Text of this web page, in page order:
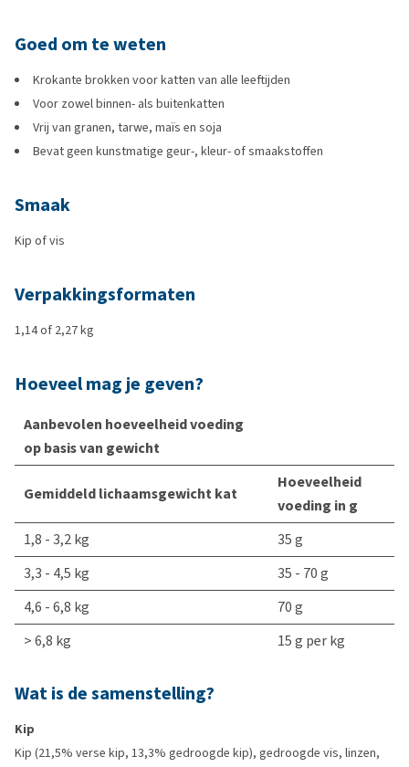
Goed om te weten
Krokante brokken voor katten van alle leeftijden
Voor zowel binnen- als buitenkatten
Vrij van granen, tarwe, maïs en soja
Bevat geen kunstmatige geur-, kleur- of smaakstoffen
Smaak
Kip of vis
Verpakkingsformaten
1,14 of 2,27 kg
Hoeveel mag je geven?
Aanbevolen hoeveelheid voeding
op basis van gewicht
Gemiddeld lichaamsgewicht kat
Hoeveelheid
voeding in g
1,8 - 3,2 kg
35 g
3,3 - 4,5 kg
35 - 70 g
4,6 - 6,8 kg
70 g
> 6,8 kg
15 g per kg
Wat is de samenstelling?
Kip
Kip (21,5% verse kip, 13,3% gedroogde kip), gedroogde vis, linzen,